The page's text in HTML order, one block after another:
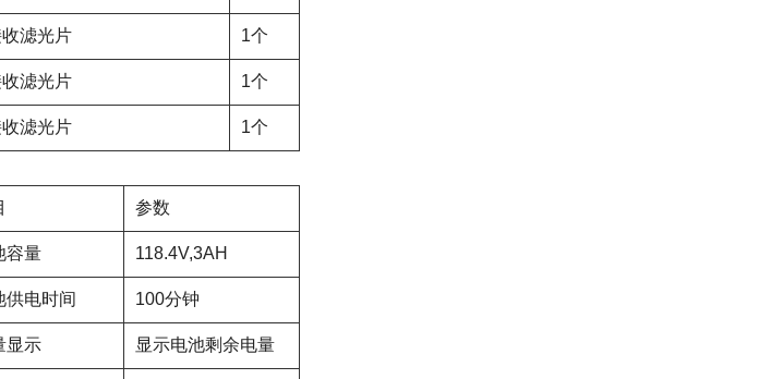
滤光片 1个
滤光片 1个
滤光片 1个
参数
容量 118.4V,3AH
供电时间 100分钟
显示 显示电池剩余电量